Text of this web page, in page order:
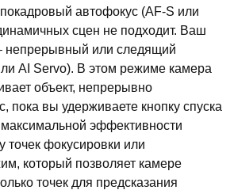
автофокус (AF-S или
сцен не подходит. Ваш
непрерывный или следящий
AI Servo). В этом режиме камера
объект, непрерывно
пока вы удерживаете кнопку спуска
эффективности
точек фокусировки или
который позволяет камере
точек для предсказания